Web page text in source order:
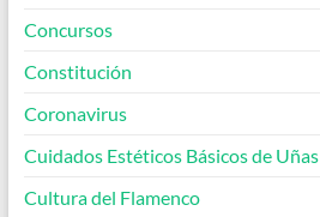
Concursos
Constitución
Coronavirus
Cuidados Estéticos Básicos de Uñas
Cultura del Flamenco